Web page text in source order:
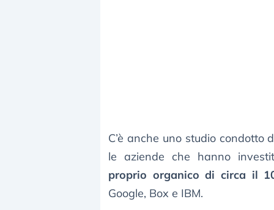
C’è anche uno studio condotto
le aziende che hanno
proprio organico di circa il
Google, Box e IBM.